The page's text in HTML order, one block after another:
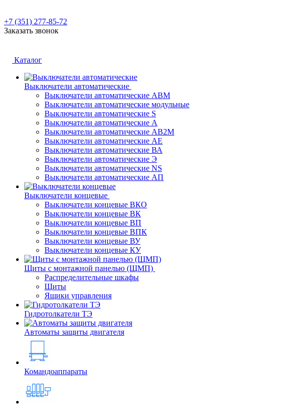
+7 (351) 277-85-72
Заказать звонок
Каталог
Выключатели автоматические
Выключатели автоматические АВМ
Выключатели автоматические модульные
Выключатели автоматические S
Выключатели автоматические А
Выключатели автоматические АВ2М
Выключатели автоматические АЕ
Выключатели автоматические ВА
Выключатели автоматические Э
Выключатели автоматические NS
Выключатели автоматические АП
Выключатели концевые
Выключатели концевые ВКО
Выключатели концевые ВК
Выключатели концевые ВП
Выключатели концевые ВПК
Выключатели концевые ВУ
Выключатели концевые КУ
Щиты с монтажной панелью (ЩМП)
Распределительные шкафы
Щиты
Ящики управления
Гидротолкатели ТЭ
Автоматы защиты двигателя
Командоаппараты